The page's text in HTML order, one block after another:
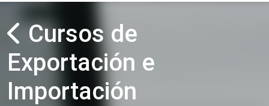
Cursos de
Exportación e
Importación